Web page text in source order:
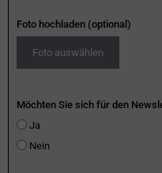
Foto hochladen (optional)
Foto auswählen
Möchten Sie sich für den
Ja
Nein